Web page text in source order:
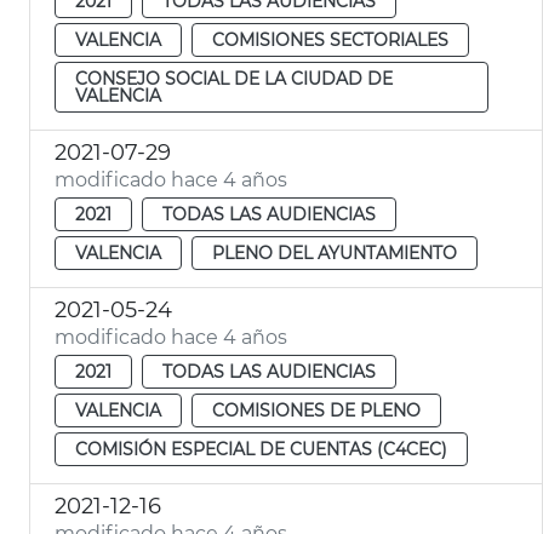
VALENCIA
COMISIONES SECTORIALES
CONSEJO SOCIAL DE LA CIUDAD DE
VALENCIA
2021-07-29
modificado hace 4 años
2021
TODAS LAS AUDIENCIAS
VALENCIA
PLENO DEL AYUNTAMIENTO
2021-05-24
modificado hace 4 años
2021
TODAS LAS AUDIENCIAS
VALENCIA
COMISIONES DE PLENO
COMISIÓN ESPECIAL DE CUENTAS (C4CEC)
2021-12-16